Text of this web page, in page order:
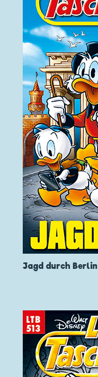
Jagd durch Berlin